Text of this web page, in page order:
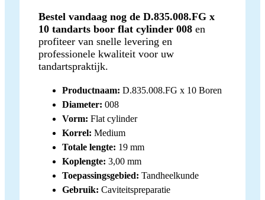
Bestel vandaag nog de D.835.008.FG x
10 tandarts boor flat cylinder 008 en
profiteer van snelle levering en
professionele kwaliteit voor uw
tandartspraktijk.
Productnaam: D.835.008.FG x 10 Boren
Diameter: 008
Vorm: Flat cylinder
Korrel: Medium
Totale lengte: 19 mm
Koplengte: 3,00 mm
Toepassingsgebied: Tandheelkunde
Gebruik: Caviteitspreparatie